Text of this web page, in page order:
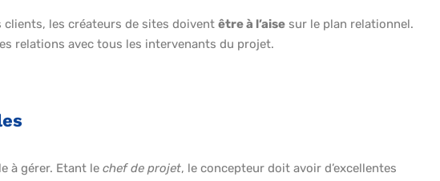
les créateurs de sites doivent être à l’aise sur le plan relationnel.
relations avec tous les intervenants du projet.
à gérer. Etant le chef de projet, le concepteur doit avoir d’excellentes